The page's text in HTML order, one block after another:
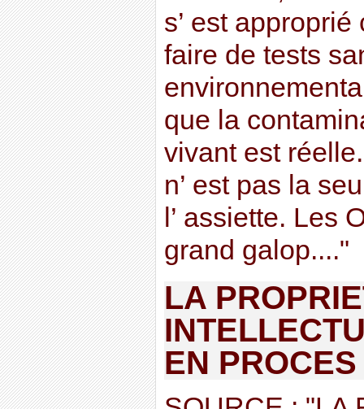
s’ est
faire de tests
que la
vivant est
n’ est pas la
l’ assiette. Les
grand galop...."
LA
EN PROCES